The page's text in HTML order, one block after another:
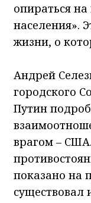
опираться
населения».
жизни, о
Андрей
городского
Путин
врагом –
показано на
существовал